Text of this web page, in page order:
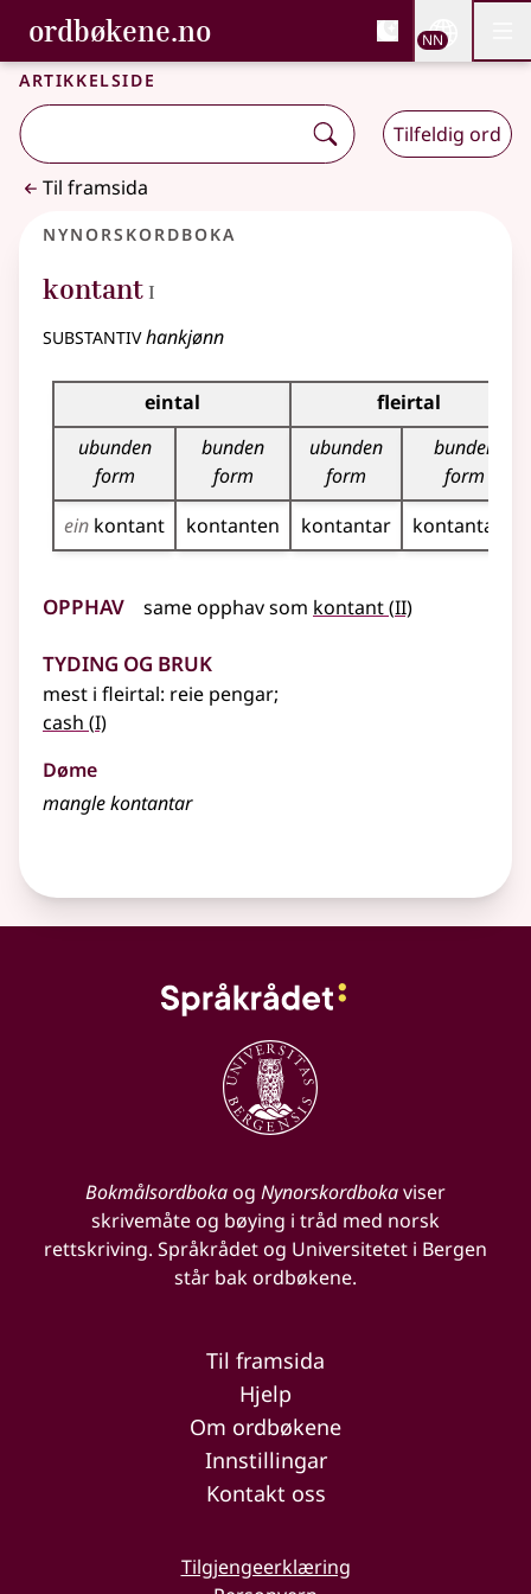
Gå til hovudinnhald
Tilgjenge
ordbøkene.no, Bokmålsordboka og
Bokmålsordboka og Nynorskordboka
NN
Artikkelside
Tilfeldig ord
Til framsida
Nynorskordboka
kontant 1
I
substantivhankjønn
Bøyningstabell for dette substantivet
eintal
fleirtal
ubunden
form
bunden
form
ubunden
form
bunden
form
ein kontant kontanten kontantar kontantane
Opphav same opphav som kontant(2
II)
Tyding og bruk
mest i fleirtal: reie pengar;
cash (1
I)
Døme
mangle kontantar
Bokmålsordbokaog Nynorskordbokaviser
skrivemåte og bøying i tråd med norsk
rettskriving. Språkrådet og Universitetet i Bergen
står bak ordbøkene.
Til framsida
Hjelp
Om ordbøkene
Innstillingar
Kontakt oss
Tilgjengeerklæring